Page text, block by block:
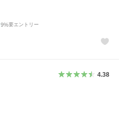
9%要エントリー
4.38